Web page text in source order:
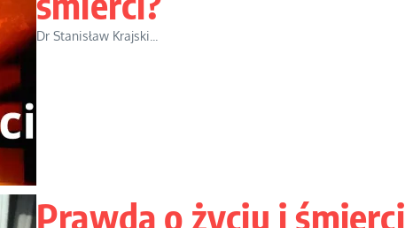
Dr Stanisław Krajski...
Prawda o życiu i śmierci